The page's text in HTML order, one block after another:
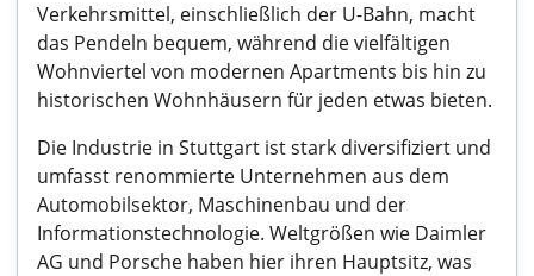
Verkehrsmittel, einschließlich der U-Bahn, macht
das Pendeln bequem, während die vielfältigen
Wohnviertel von modernen Apartments bis hin zu
historischen Wohnhäusern für jeden etwas bieten.
Die Industrie in Stuttgart ist stark diversifiziert und
umfasst renommierte Unternehmen aus dem
Automobilsektor, Maschinenbau und der
Informationstechnologie. Weltgrößen wie Daimler
AG und Porsche haben hier ihren Hauptsitz, was